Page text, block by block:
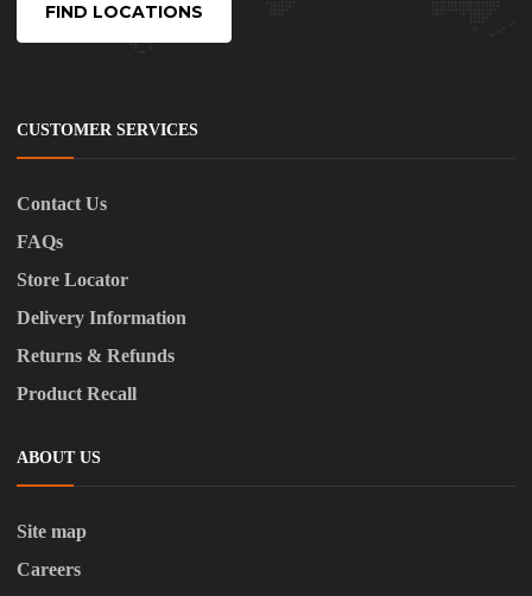
FIND LOCATIONS
CUSTOMER SERVICES
Contact Us
FAQs
Store Locator
Delivery Information
Returns & Refunds
Product Recall
ABOUT US
Site map
Careers